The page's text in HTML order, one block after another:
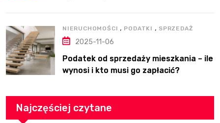
NIERUCHOMOŚCI , PODATKI , SPRZEDAŻ
2025-11-06
Podatek od sprzedaży mieszkania – ile
wynosi i kto musi go zapłacić?
Najczęściej czytane